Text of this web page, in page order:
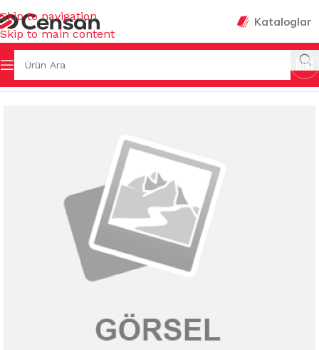
Skip to navigation
Skip to main content
Kataloglar
BANYO&MUTFAK&FAYANS TEMİZLEYİCİLER